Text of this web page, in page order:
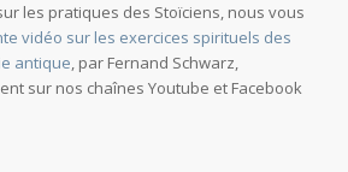
les pratiques des Stoïciens, nous vous
vidéo sur les exercices spirituels des
antique, par Fernand Schwarz,
sur nos chaînes Youtube et Facebook